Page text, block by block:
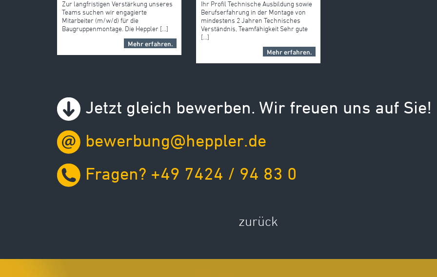
Zur langfristigen Verstärkung unseres
Teams suchen wir engagierte
Mitarbeiter (m/w/d) für die
Baugruppenmontage. Die Heppler [...]
Mehr erfahren.
Ihr Profil Technische Ausbildung sowie
Berufserfahrung in der Montage von
mindestens 2 Jahren Technisches
Verständnis, Teamfähigkeit Sehr gute
[...]
Mehr erfahren.
Jetzt gleich bewerben. Wir freuen uns auf Sie!
bewerbung@heppler.de
Fragen? +49 7424 / 94 83 0
zurück